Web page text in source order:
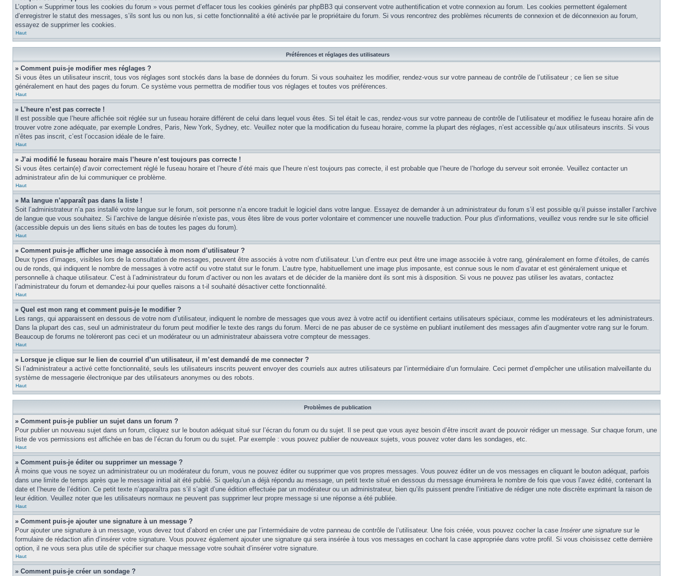
L’option « Supprimer tous les cookies du forum » vous permet d’effacer tous les cookies générés par phpBB3 qui conservent votre authentification et votre connexion au forum. Les cookies permettent également
d’enregistrer le statut des messages, s’ils sont lus ou non lus, si cette fonctionnalité a été activée par le propriétaire du forum. Si vous rencontrez des problèmes récurrents de connexion et de déconnexion au forum,
essayez de supprimer les cookies.
Haut
Préférences et réglages des utilisateurs
» Comment puis-je modifier mes réglages ?
Si vous êtes un utilisateur inscrit, tous vos réglages sont stockés dans la base de données du forum. Si vous souhaitez les modifier, rendez-vous sur votre panneau de contrôle de l’utilisateur ; ce lien se situe
généralement en haut des pages du forum. Ce système vous permettra de modifier tous vos réglages et toutes vos préférences.
Haut
» L’heure n’est pas correcte !
Il est possible que l’heure affichée soit réglée sur un fuseau horaire différent de celui dans lequel vous êtes. Si tel était le cas, rendez-vous sur votre panneau de contrôle de l’utilisateur et modifiez le fuseau horaire afin de
trouver votre zone adéquate, par exemple Londres, Paris, New York, Sydney, etc. Veuillez noter que la modification du fuseau horaire, comme la plupart des réglages, n’est accessible qu’aux utilisateurs inscrits. Si vous
n’êtes pas inscrit, c’est l’occasion idéale de le faire.
Haut
» J’ai modifié le fuseau horaire mais l’heure n’est toujours pas correcte !
Si vous êtes certain(e) d’avoir correctement réglé le fuseau horaire et l’heure d’été mais que l’heure n’est toujours pas correcte, il est probable que l’heure de l’horloge du serveur soit erronée. Veuillez contacter un
administrateur afin de lui communiquer ce problème.
Haut
» Ma langue n’apparaît pas dans la liste !
Soit l’administrateur n’a pas installé votre langue sur le forum, soit personne n’a encore traduit le logiciel dans votre langue. Essayez de demander à un administrateur du forum s’il est possible qu’il puisse installer l’archive
de langue que vous souhaitez. Si l’archive de langue désirée n’existe pas, vous êtes libre de vous porter volontaire et commencer une nouvelle traduction. Pour plus d’informations, veuillez vous rendre sur le site officiel
(accessible depuis un des liens situés en bas de toutes les pages du forum).
Haut
» Comment puis-je afficher une image associée à mon nom d’utilisateur ?
Deux types d’images, visibles lors de la consultation de messages, peuvent être associés à votre nom d’utilisateur. L’un d’entre eux peut être une image associée à votre rang, généralement en forme d’étoiles, de carrés
ou de ronds, qui indiquent le nombre de messages à votre actif ou votre statut sur le forum. L’autre type, habituellement une image plus imposante, est connue sous le nom d’avatar et est généralement unique et
personnelle à chaque utilisateur. C’est à l’administrateur du forum d’activer ou non les avatars et de décider de la manière dont ils sont mis à disposition. Si vous ne pouvez pas utiliser les avatars, contactez
l’administrateur du forum et demandez-lui pour quelles raisons a t-il souhaité désactiver cette fonctionnalité.
Haut
» Quel est mon rang et comment puis-je le modifier ?
Les rangs, qui apparaissent en dessous de votre nom d’utilisateur, indiquent le nombre de messages que vous avez à votre actif ou identifient certains utilisateurs spéciaux, comme les modérateurs et les administrateurs.
Dans la plupart des cas, seul un administrateur du forum peut modifier le texte des rangs du forum. Merci de ne pas abuser de ce système en publiant inutilement des messages afin d’augmenter votre rang sur le forum.
Beaucoup de forums ne toléreront pas ceci et un modérateur ou un administrateur abaissera votre compteur de messages.
Haut
» Lorsque je clique sur le lien de courriel d’un utilisateur, il m’est demandé de me connecter ?
Si l’administrateur a activé cette fonctionnalité, seuls les utilisateurs inscrits peuvent envoyer des courriels aux autres utilisateurs par l’intermédiaire d’un formulaire. Ceci permet d’empêcher une utilisation malveillante du
système de messagerie électronique par des utilisateurs anonymes ou des robots.
Haut
Problèmes de publication
» Comment puis-je publier un sujet dans un forum ?
Pour publier un nouveau sujet dans un forum, cliquez sur le bouton adéquat situé sur l’écran du forum ou du sujet. Il se peut que vous ayez besoin d’être inscrit avant de pouvoir rédiger un message. Sur chaque forum, une
liste de vos permissions est affichée en bas de l’écran du forum ou du sujet. Par exemple : vous pouvez publier de nouveaux sujets, vous pouvez voter dans les sondages, etc.
Haut
» Comment puis-je éditer ou supprimer un message ?
À moins que vous ne soyez un administrateur ou un modérateur du forum, vous ne pouvez éditer ou supprimer que vos propres messages. Vous pouvez éditer un de vos messages en cliquant le bouton adéquat, parfois
dans une limite de temps après que le message initial ait été publié. Si quelqu’un a déjà répondu au message, un petit texte situé en dessous du message énumèrera le nombre de fois que vous l’avez édité, contenant la
date et l’heure de l’édition. Ce petit texte n’apparaîtra pas s’il s’agit d’une édition effectuée par un modérateur ou un administrateur, bien qu’ils puissent prendre l’initiative de rédiger une note discrète exprimant la raison de
leur édition. Veuillez noter que les utilisateurs normaux ne peuvent pas supprimer leur propre message si une réponse a été publiée.
Haut
» Comment puis-je ajouter une signature à un message ?
Pour ajouter une signature à un message, vous devez tout d’abord en créer une par l’intermédiaire de votre panneau de contrôle de l’utilisateur. Une fois créée, vous pouvez cocher la case Insérer une signature sur le
formulaire de rédaction afin d’insérer votre signature. Vous pouvez également ajouter une signature qui sera insérée à tous vos messages en cochant la case appropriée dans votre profil. Si vous choisissez cette dernière
option, il ne vous sera plus utile de spécifier sur chaque message votre souhait d’insérer votre signature.
Haut
» Comment puis-je créer un sondage ?